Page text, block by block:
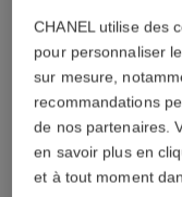
CHANEL utilise des
pour personnaliser
sur mesure,
recommandations
de nos partenaires.
en savoir plus en
et à tout moment